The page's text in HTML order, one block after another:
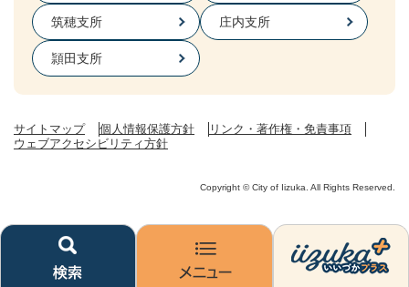
筑穂支所 庄内支所
頴田支所
サイトマップ 個人情報保護方針
リンク・著作権・免責事項
ウェブアクセシビリティ方針
Copyright © City of Iizuka. All Rights Reserved.